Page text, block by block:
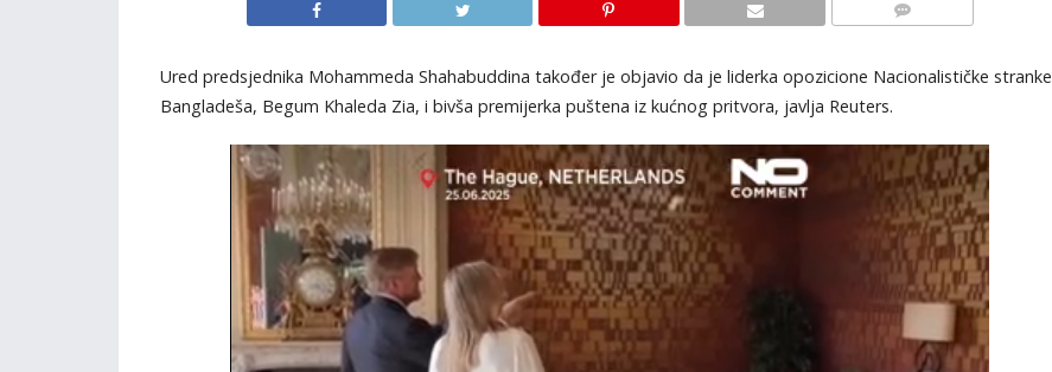
Ured predsjednika Mohammeda Shahabuddina također je objavio da je liderka opozicione Nacionalističke stranke
Bangladeša, Begum Khaleda Zia, i bivša premijerka puštena iz kućnog pritvora, javlja Reuters.